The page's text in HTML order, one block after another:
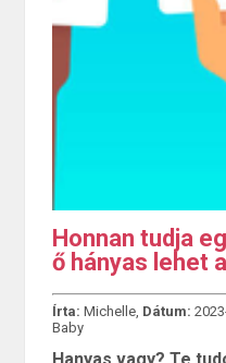
Honnan tudja
ő hányas lehet
Írta: Michelle, Dátum:
Baby